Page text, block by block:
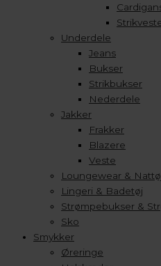
Underdele
Jeans
Bukser
Strikbukser
Nederdele
Jakker
Frakker
Blazere
Veste
Loungewear &
Lingeri & Badetøj
Strømpebukser &
Sko
Smykker
Øreringe